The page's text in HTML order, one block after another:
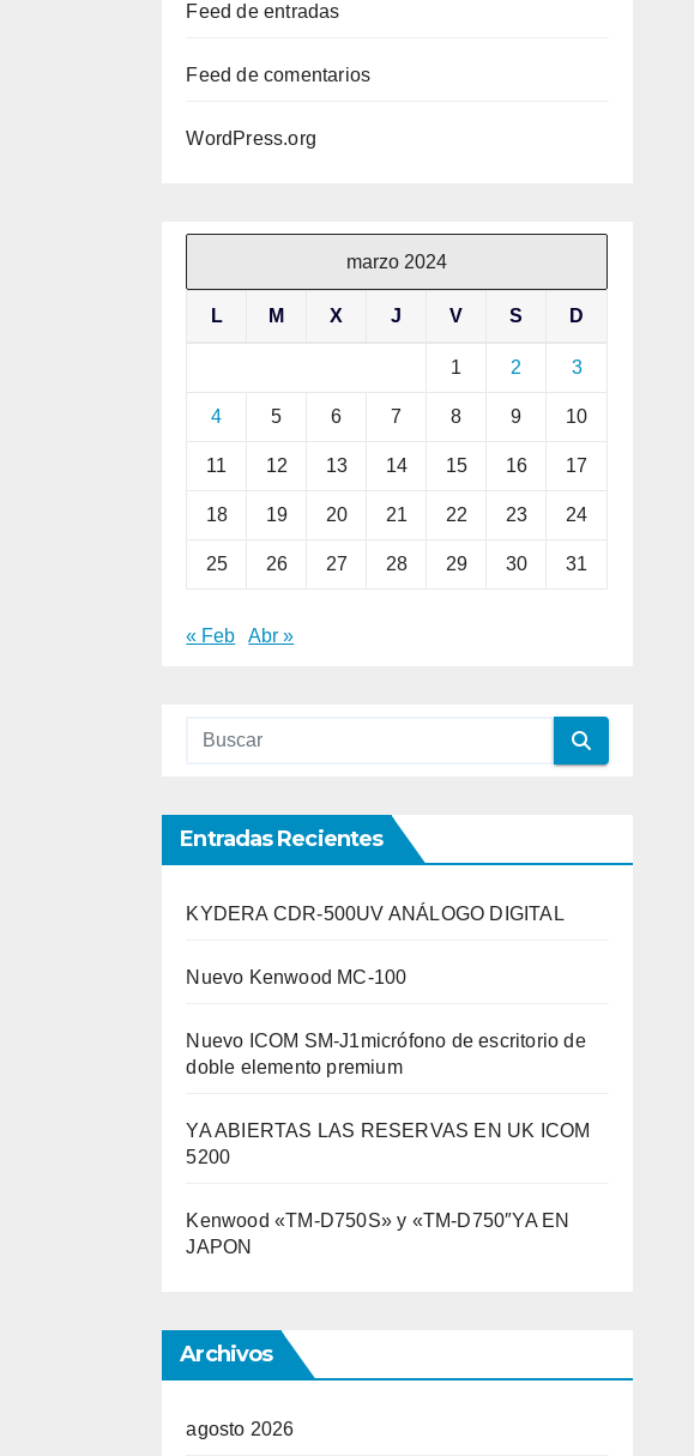
Feed de entradas
Feed de comentarios
WordPress.org
marzo 2024
L M X J V S D
1 2 3
4 5 6 7 8 9 10
11 12 13 14 15 16 17
18 19 20 21 22 23 24
25 26 27 28 29 30 31
« Feb Abr »
Entradas Recientes
KYDERA CDR-500UV ANÁLOGO DIGITAL
Nuevo Kenwood MC-100
Nuevo ICOM SM-J1micrófono de escritorio de
doble elemento premium
YA ABIERTAS LAS RESERVAS EN UK ICOM
5200
Kenwood «TM-D750S» y «TM-D750″YA EN
JAPON
Archivos
agosto 2026